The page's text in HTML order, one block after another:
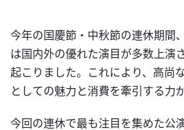
今年の国慶節・中秋節の連休期間
は国内外の優れた演目が多数上演
起こりました。これにより、高尚
としての魅力と消費を牽引する力
今回の連休で最も注目を集めた公